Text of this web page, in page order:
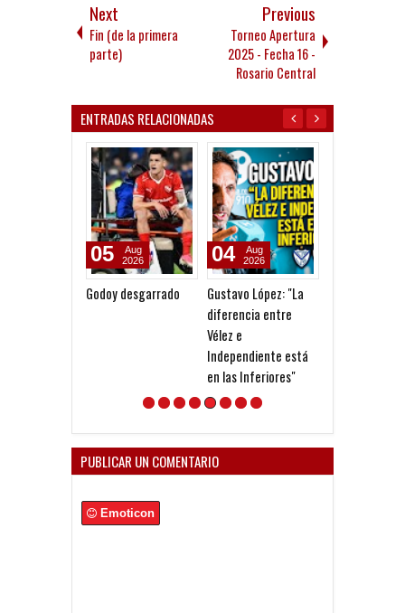
Next
Fin (de la primera
parte)
Previous
Torneo Apertura
2025 - Fecha 16 -
Rosario Central
ENTRADAS RELACIONADAS
Godoy desgarrado
05
Aug
2026
Gustavo López: "La
diferencia entre
Vélez e
Independiente está
en las Inferiores"
04
Aug
2026
PUBLICAR UN COMENTARIO
Emoticon